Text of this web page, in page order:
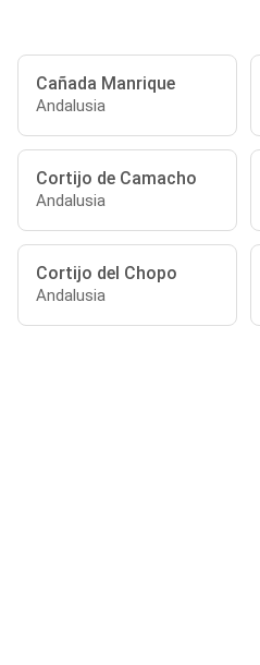
Cañada Manrique
Andalusia
Cortijo de Camacho
Andalusia
Cortijo del Chopo
Andalusia